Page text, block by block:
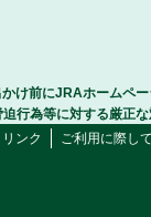
かけ前にJRAホームペ
行為等に対する厳正
リンク ご利用に際し